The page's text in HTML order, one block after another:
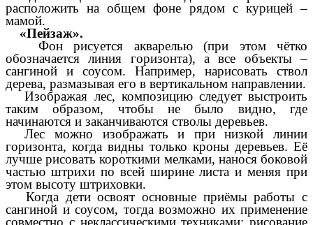
расположить на общем фоне рядом с курицей –
мамой.
«Пейзаж».
Фон рисуется акварелью (при этом чётко
обозначается линия горизонта), а все объекты –
сангиной и соусом. Например, нарисовать ствол
дерева, размазывая его в вертикальном направлении.
Изображая лес, композицию следует выстроить
таким образом, чтобы не было видно, где
начинаются и заканчиваются стволы деревьев.
Лес можно изображать и при низкой линии
горизонта, когда видны только кроны деревьев. Её
лучше рисовать короткими мелками, нанося боковой
частью штрихи по всей ширине листа и меняя при
этом высоту штриховки.
Когда дети освоят основные приёмы работы с
сангиной и соусом, тогда возможно их применение